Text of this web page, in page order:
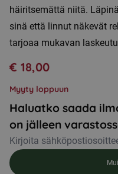
häiritsemättä niitä.
sinä että linnut näkevät
tarjoaa mukavan
€ 18,00
Myyty loppuun
Haluatko saada
on jälleen